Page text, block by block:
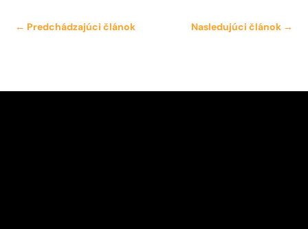
← Predchádzajúci článok Nasledujúci článok→